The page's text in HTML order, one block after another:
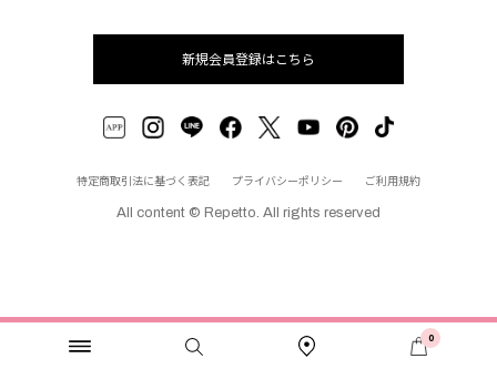
0
新規会員登録はこちら
特定商取引法に基づく表記 プライバシーポリシー ご利用規約
All content © Repetto. All rights reserved